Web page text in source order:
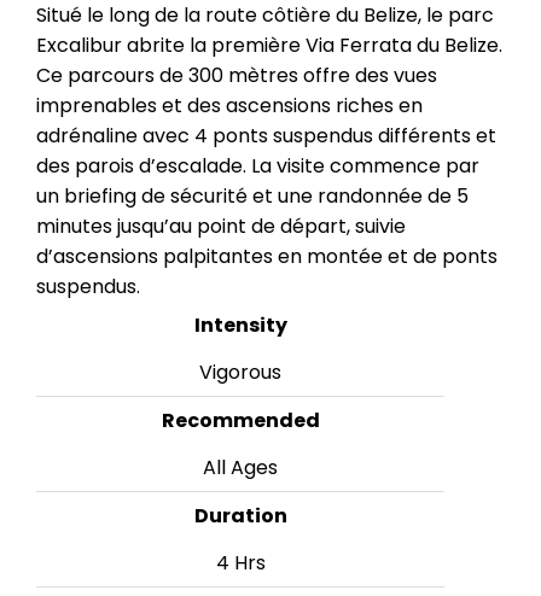
Situé le long de la route côtière du Belize, le parc
Excalibur abrite la première Via Ferrata du Belize.
Ce parcours de 300 mètres offre des vues
imprenables et des ascensions riches en
adrénaline avec 4 ponts suspendus différents et
des parois d’escalade. La visite commence par
un briefing de sécurité et une randonnée de 5
minutes jusqu’au point de départ, suivie
d’ascensions palpitantes en montée et de ponts
suspendus.
Intensity
Vigorous
Recommended
All Ages
Duration
4 Hrs